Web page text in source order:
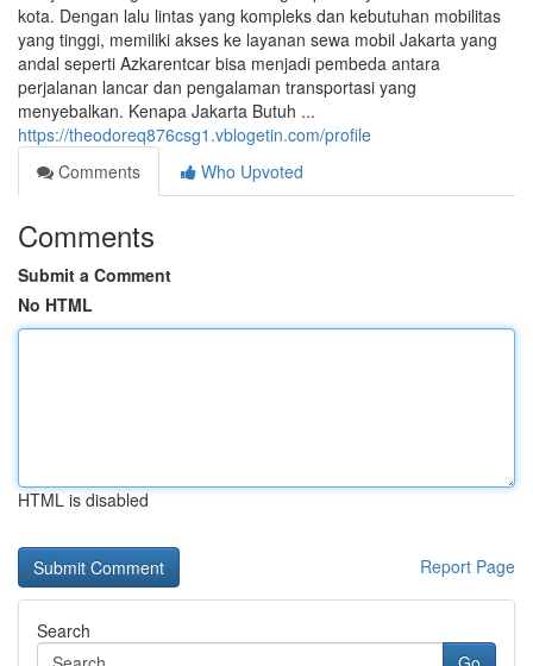
kota. Dengan lalu lintas yang kompleks dan kebutuhan mobilitas
yang tinggi, memiliki akses ke layanan sewa mobil Jakarta yang
andal seperti Azkarentcar bisa menjadi pembeda antara
perjalanan lancar dan pengalaman transportasi yang
menyebalkan. Kenapa Jakarta Butuh ...
https://theodoreq876csg1.vblogetin.com/profile
Comments
Who Upvoted
Comments
Submit a Comment
No HTML
HTML is disabled
Report Page
Search